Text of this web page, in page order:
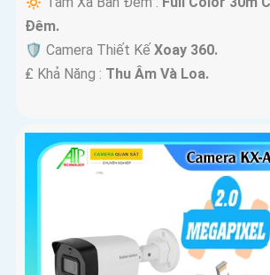
Ðêm.
🛡 Camera Thiết Kế Xoay 360.
️₤ Khả Năng : Thu Âm Và Loa.